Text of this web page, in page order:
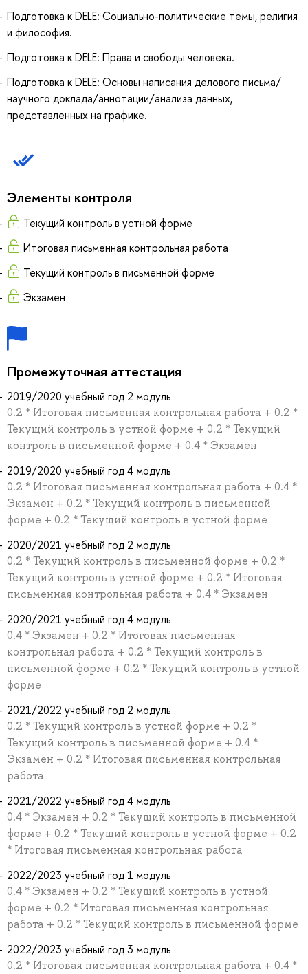
Подготовка к DELE: Социально-политические темы, религия
и философия.
Подготовка к DELE: Права и свободы человека.
Подготовка к DELE: Основы написания делового письма/
научного доклада/аннотации/анализа данных,
представленных на графике.
Элементы контроля
Текущий контроль в устной форме
Итоговая письменная контрольная работа
Текущий контроль в письменной форме
Экзамен
Промежуточная аттестация
2019/2020 учебный год 2 модуль
0.2 * Итоговая письменная контрольная работа + 0.2 *
Текущий контроль в устной форме + 0.2 * Текущий
контроль в письменной форме + 0.4 * Экзамен
2019/2020 учебный год 4 модуль
0.2 * Итоговая письменная контрольная работа + 0.4 *
Экзамен + 0.2 * Текущий контроль в письменной
форме + 0.2 * Текущий контроль в устной форме
2020/2021 учебный год 2 модуль
0.2 * Текущий контроль в письменной форме + 0.2 *
Текущий контроль в устной форме + 0.2 * Итоговая
письменная контрольная работа + 0.4 * Экзамен
2020/2021 учебный год 4 модуль
0.4 * Экзамен + 0.2 * Итоговая письменная
контрольная работа + 0.2 * Текущий контроль в
письменной форме + 0.2 * Текущий контроль в устной
форме
2021/2022 учебный год 2 модуль
0.2 * Текущий контроль в устной форме + 0.2 *
Текущий контроль в письменной форме + 0.4 *
Экзамен + 0.2 * Итоговая письменная контрольная
работа
2021/2022 учебный год 4 модуль
0.4 * Экзамен + 0.2 * Текущий контроль в письменной
форме + 0.2 * Текущий контроль в устной форме + 0.2
* Итоговая письменная контрольная работа
2022/2023 учебный год 1 модуль
0.4 * Экзамен + 0.2 * Текущий контроль в устной
форме + 0.2 * Итоговая письменная контрольная
работа + 0.2 * Текущий контроль в письменной форме
2022/2023 учебный год 3 модуль
0.2 * Итоговая письменная контрольная работа + 0.4 *